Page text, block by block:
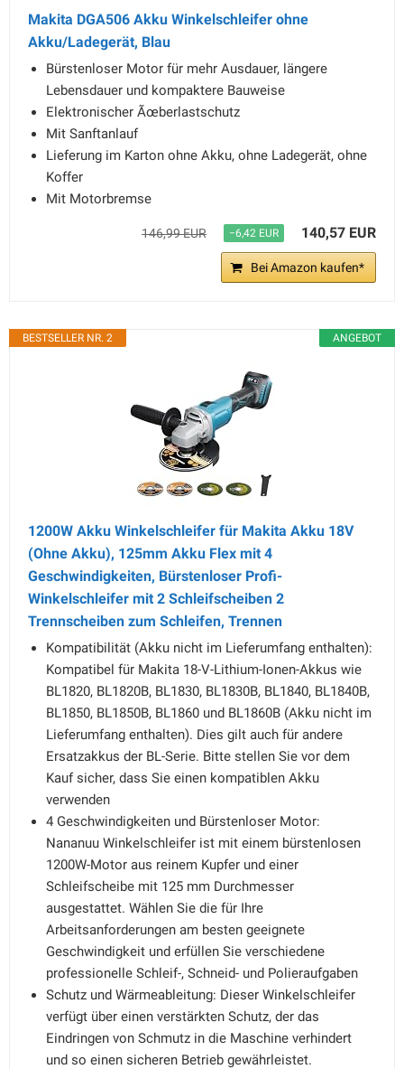
Makita DGA506 Akku Winkelschleifer ohne
Akku/Ladegerät, Blau
Bürstenloser Motor für mehr Ausdauer, längere
Lebensdauer und kompaktere Bauweise
Elektronischer Ãœberlastschutz
Mit Sanftanlauf
Lieferung im Karton ohne Akku, ohne Ladegerät, ohne
Koffer
Mit Motorbremse
146,99 EUR −6,42 EUR 140,57 EUR
Bei Amazon kaufen*
ANGEBOT
BESTSELLER NR. 2
1200W Akku Winkelschleifer für Makita Akku 18V
(Ohne Akku), 125mm Akku Flex mit 4
Geschwindigkeiten, Bürstenloser Profi-
Winkelschleifer mit 2 Schleifscheiben 2
Trennscheiben zum Schleifen, Trennen
Kompatibilität (Akku nicht im Lieferumfang enthalten):
Kompatibel für Makita 18-V-Lithium-Ionen-Akkus wie
BL1820, BL1820B, BL1830, BL1830B, BL1840, BL1840B,
BL1850, BL1850B, BL1860 und BL1860B (Akku nicht im
Lieferumfang enthalten). Dies gilt auch für andere
Ersatzakkus der BL-Serie. Bitte stellen Sie vor dem
Kauf sicher, dass Sie einen kompatiblen Akku
verwenden
4 Geschwindigkeiten und Bürstenloser Motor:
Nananuu Winkelschleifer ist mit einem bürstenlosen
1200W-Motor aus reinem Kupfer und einer
Schleifscheibe mit 125 mm Durchmesser
ausgestattet. Wählen Sie die für Ihre
Arbeitsanforderungen am besten geeignete
Geschwindigkeit und erfüllen Sie verschiedene
professionelle Schleif-, Schneid- und Polieraufgaben
Schutz und Wärmeableitung: Dieser Winkelschleifer
verfügt über einen verstärkten Schutz, der das
Eindringen von Schmutz in die Maschine verhindert
und so einen sicheren Betrieb gewährleistet.